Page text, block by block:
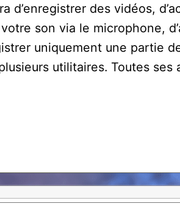
d’enregistrer des vidéos,
son via le microphone,
uniquement une partie
utilitaires. Toutes ses